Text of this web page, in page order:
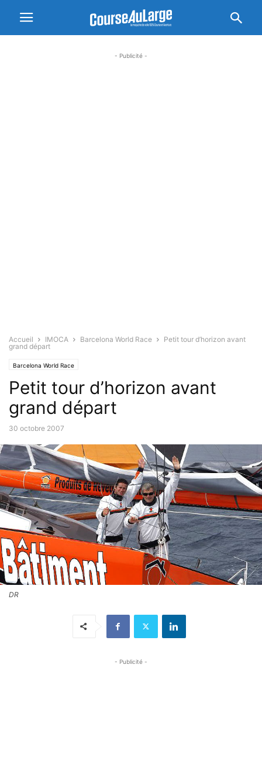
- Publicité -
Accueil IMOCA Barcelona World Race
Petit tour d’horizon avant
grand départ
Barcelona World Race
Petit tour d’horizon avant
grand départ
30 octobre 2007
DR
- Publicité -